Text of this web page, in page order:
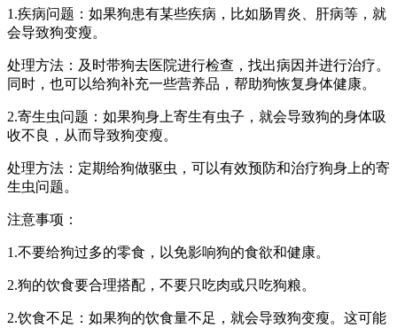
1.疾病问题：如果狗患有某些疾病，比如肠胃炎、肝病等，就
会导致狗变瘦。
处理方法：及时带狗去医院进行检查，找出病因并进行治疗。
同时，也可以给狗补充一些营养品，帮助狗恢复身体健康。
2.寄生虫问题：如果狗身上寄生有虫子，就会导致狗的身体吸
收不良，从而导致狗变瘦。
处理方法：定期给狗做驱虫，可以有效预防和治疗狗身上的寄
生虫问题。
注意事项：
1.不要给狗过多的零食，以免影响狗的食欲和健康。
2.狗的饮食要合理搭配，不要只吃肉或只吃狗粮。
2.饮食不足：如果狗的饮食量不足，就会导致狗变瘦。这可能